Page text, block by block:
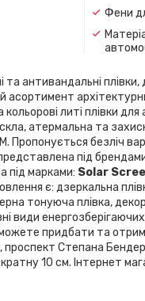
Фени
антивандальні плівки,
асортимент
литі плівки для
скла, атермальна та
Пропонується безліч
​​під
​​під марками: Solar
є: дзеркальна
тонуюча плівка,
види
придбати та
проспект Степана
10 см. Інтернет